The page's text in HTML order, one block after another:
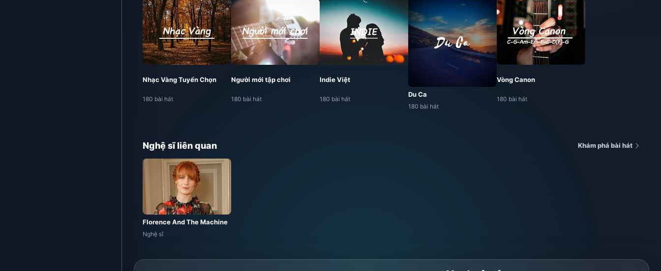
Nhạc Vàng Tuyển Chọn
180 bài hát
Người mới tập chơi
180 bài hát
Indie Việt
180 bài hát
Du Ca
180 bài hát
Vòng Canon
180 bài hát
Nghệ sĩ liên quan Khám phá bài hát
Florence And The Machine
Nghệ sĩ